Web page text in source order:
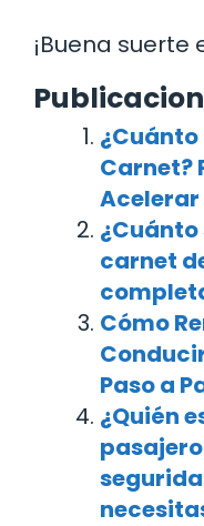
¡Buena suerte
¿Cuánto
Carnet?
Acelerar
carnet
Cómo
Paso a
¿Quién